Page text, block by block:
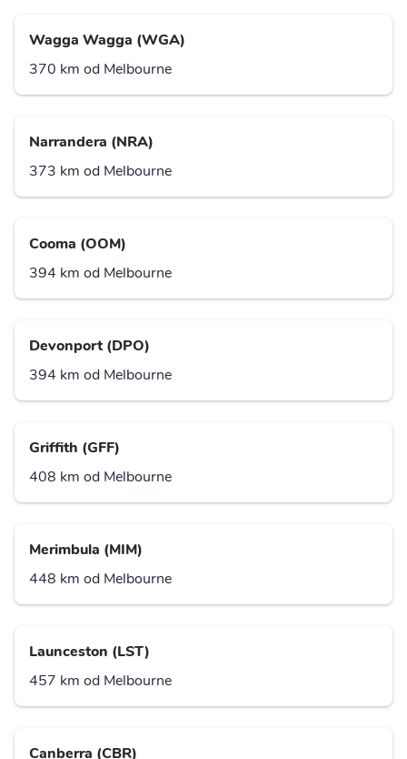
Wagga Wagga (WGA)
370 km od Melbourne
Narrandera (NRA)
373 km od Melbourne
Cooma (OOM)
394 km od Melbourne
Devonport (DPO)
394 km od Melbourne
Griffith (GFF)
408 km od Melbourne
Merimbula (MIM)
448 km od Melbourne
Launceston (LST)
457 km od Melbourne
Canberra (CBR)